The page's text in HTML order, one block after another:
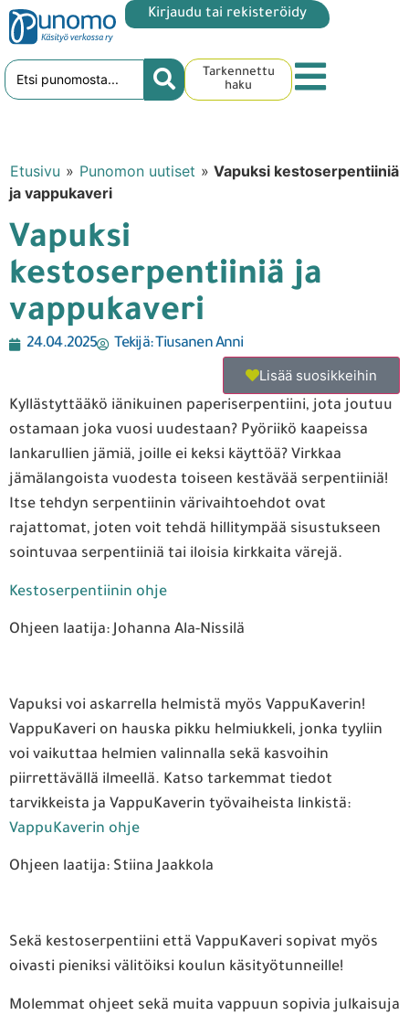
Kirjaudu tai rekisteröidy
Tarkennettu
haku
Etusivu » Punomon uutiset » Vapuksi kestoserpentiiniä
ja vappukaveri
Vapuksi
kestoserpentiiniä ja
vappukaveri
24.04.2025 Tekijä:Tiusanen Anni
Lisää suosikkeihin
Kyllästyttääkö iänikuinen paperiserpentiini, jota joutuu
ostamaan joka vuosi uudestaan? Pyöriikö kaapeissa
lankarullien jämiä, joille ei keksi käyttöä? Virkkaa
jämälangoista vuodesta toiseen kestävää serpentiiniä!
Itse tehdyn serpentiinin värivaihtoehdot ovat
rajattomat, joten voit tehdä hillitympää sisustukseen
sointuvaa serpentiiniä tai iloisia kirkkaita värejä.
Kestoserpentiinin ohje
Ohjeen laatija: Johanna Ala-Nissilä
Vapuksi voi askarrella helmistä myös VappuKaverin!
VappuKaveri on hauska pikku helmiukkeli, jonka tyyliin
voi vaikuttaa helmien valinnalla sekä kasvoihin
piirrettävällä ilmeellä. Katso tarkemmat tiedot
tarvikkeista ja VappuKaverin työvaiheista linkistä:
VappuKaverin ohje
Ohjeen laatija: Stiina Jaakkola
Sekä kestoserpentiini että VappuKaveri sopivat myös
oivasti pieniksi välitöiksi koulun käsityötunneille!
Molemmat ohjeet sekä muita vappuun sopivia julkaisuja